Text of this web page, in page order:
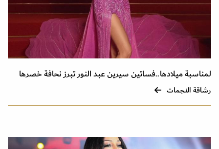
لمناسبة ميلادها..فساتين سيرين عبد النور تبرز نحافة خصرها
رشاقة النجمات